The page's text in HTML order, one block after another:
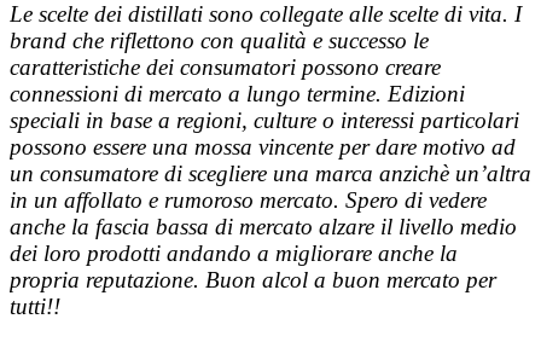
Le scelte dei distillati sono collegate alle scelte di vita. I
brand che riflettono con qualità e successo le
caratteristiche dei consumatori possono creare
connessioni di mercato a lungo termine. Edizioni
speciali in base a regioni, culture o interessi particolari
possono essere una mossa vincente per dare motivo ad
un consumatore di scegliere una marca anzichè un’altra
in un affollato e rumoroso mercato. Spero di vedere
anche la fascia bassa di mercato alzare il livello medio
dei loro prodotti andando a migliorare anche la
propria reputazione. Buon alcol a buon mercato per
tutti!!